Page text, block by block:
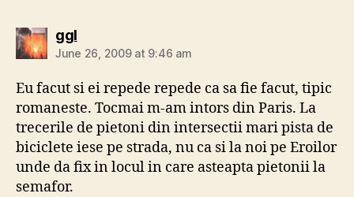
gglsays:
June 26, 2009 at 9:46 am
Eu facut si ei repede repede ca sa fie facut, tipic
romaneste. Tocmai m-am intors din Paris. La
trecerile de pietoni din intersectii mari pista de
biciclete iese pe strada, nu ca si la noi pe Eroilor
unde da fix in locul in care asteapta pietonii la
semafor.